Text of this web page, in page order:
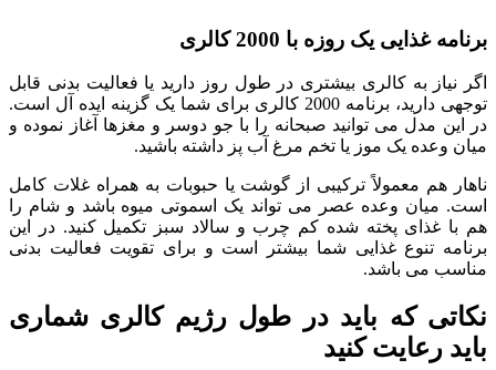
برنامه غذایی یک روزه با 2000 کالری
اگر نیاز به کالری بیشتری در طول روز دارید یا فعالیت بدنی قابل
توجهی دارید، برنامه 2000 کالری برای شما یک گزینه ایده آل است.
در این مدل می توانید صبحانه را با جو دوسر و مغزها آغاز نموده و
میان وعده یک موز یا تخم مرغ آب پز داشته باشید.
ناهار هم معمولاً ترکیبی از گوشت یا حبوبات به همراه غلات کامل
است. میان وعده عصر می تواند یک اسموتی میوه باشد و شام را
هم با غذای پخته شده کم چرب و سالاد سبز تکمیل کنید. در این
برنامه تنوع غذایی شما بیشتر است و برای تقویت فعالیت بدنی
مناسب می باشد.
نکاتی که باید در طول رژیم کالری شماری
باید رعایت کنید